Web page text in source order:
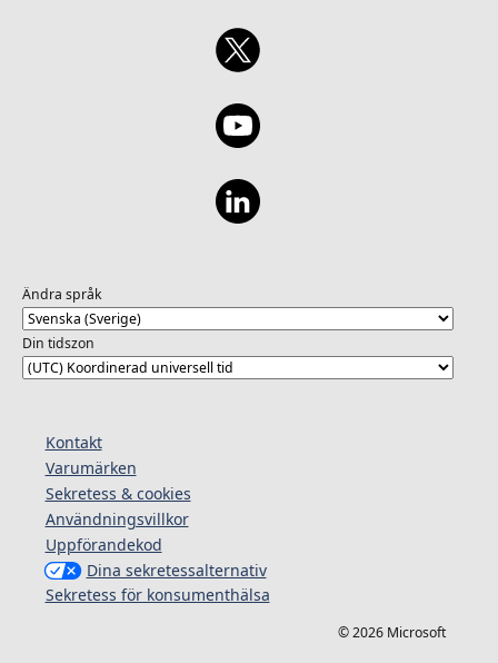
Ändra språk
Din tidszon
Kontakt
Varumärken
Sekretess & cookies
Användningsvillkor
Uppförandekod
Dina sekretessalternativ
Sekretess för konsumenthälsa
© 2026 Microsoft